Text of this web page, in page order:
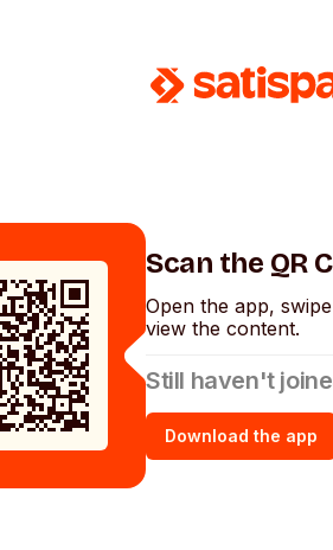
Scan the QR
Open the app,
view the content.
Still haven't
Download the app